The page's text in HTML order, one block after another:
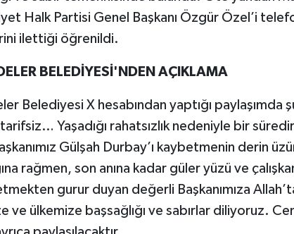
Halk Partisi Genel Başkanı Özgür Özel’i
ilettiği öğrenildi.
BELEDİYESİ'NDEN AÇIKLAMA
Belediyesi X hesabından yaptığı paylaşımda
tarifsiz… Yaşadığı rahatsızlık nedeniyle bir
Gülşah Durbay’ı kaybetmenin derin
rağmen, son anına kadar güler yüzü ve
gurur duyan değerli Başkanımıza
ve ülkemize başsağlığı ve sabırlar diliyoruz.